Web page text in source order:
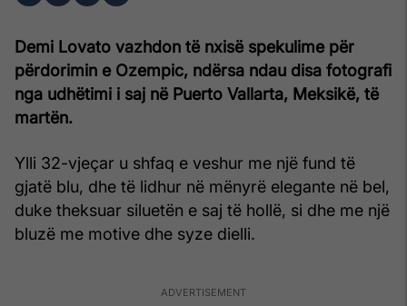
Demi Lovato vazhdon të nxisë spekulime për
përdorimin e Ozempic, ndërsa ndau disa fotografi
nga udhëtimi i saj në Puerto Vallarta, Meksikë, të
martën.
Ylli 32-vjeçar u shfaq e veshur me një fund të
gjatë blu, dhe të lidhur në mënyrë elegante në bel,
duke theksuar siluetën e saj të hollë, si dhe me një
bluzë me motive dhe syze dielli.